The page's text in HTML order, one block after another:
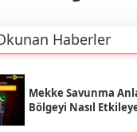
Haberler
Mekke Savunma
Bölgeyi Nasıl